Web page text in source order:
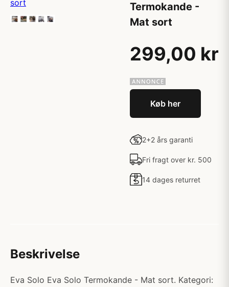
Termokande -
Mat sort
299,00 kr
Køb her
2+2 års garanti
Fri fragt over kr. 500
14 dages returret
Beskrivelse
Eva Solo Eva Solo Termokande - Mat sort. Kategori: